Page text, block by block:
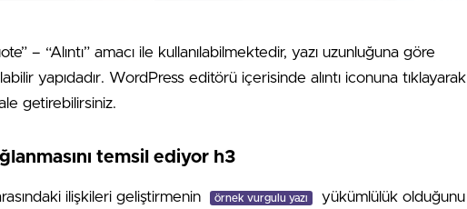
– “Alıntı” amacı ile kullanılabilmektedir, yazı uzunluğuna göre
yapıdadır. WordPress editörü içerisinde alıntı iconuna tıklayarak
getirebilirsiniz.
temsil ediyor h3
ilişkileri geliştirmenin örnek vurgulu yazı yükümlülük olduğunu